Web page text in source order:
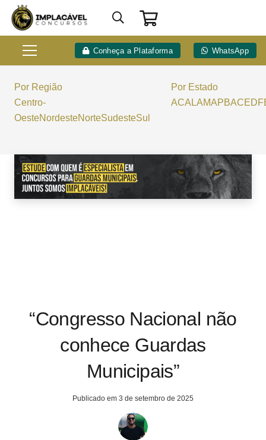
Conheça a Plataforma WhatsApp
Por Região
Centro-
OesteNordesteNorteSudesteSul
Por Estado
ACALAMAPBACEDF
“Congresso Nacional não
conhece Guardas
Municipais”
Publicado em 3 de setembro de 2025